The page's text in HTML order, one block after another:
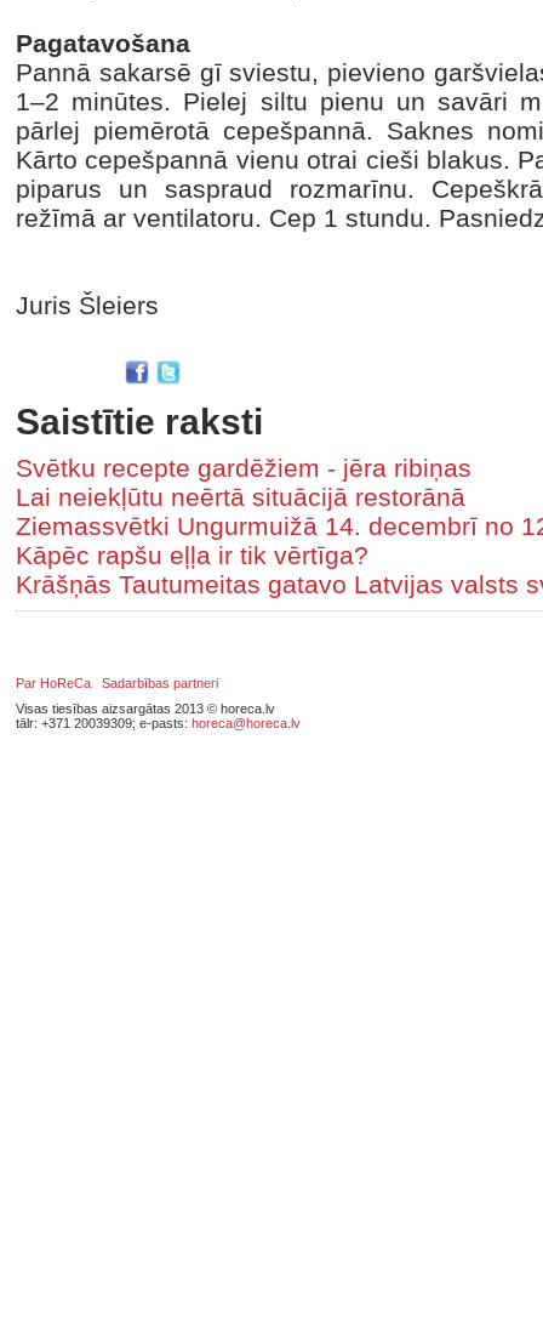
Pagatavošana
Pannā sakarsē gī sviestu, pievieno
1–2 minūtes. Pielej siltu pienu un savāri
pārlej piemērotā cepešpannā. Saknes
Kārto cepešpannā vienu otrai cieši blakus.
piparus un saspraud rozmarīnu.
režīmā ar ventilatoru. Cep 1 stundu.
Juris Šleiers
Saistītie raksti
Svētku recepte gardēžiem - jēra ribiņas
Lai neiekļūtu neērtā situācijā restorānā
Ziemassvētki Ungurmuižā 14. decembrī no
Kāpēc rapšu eļļa ir tik vērtīga?
Krāšņās Tautumeitas gatavo Latvijas valsts
Par HoReCa
Sadarbības partneri
Visas tiesības aizsargātas 2013 © horeca.lv
tālr: +371 20039309; e-pasts: horeca@horeca.lv